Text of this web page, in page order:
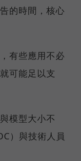
的時間，核心
有些應用不必
可能足以支
模型大小不
）與技術人員